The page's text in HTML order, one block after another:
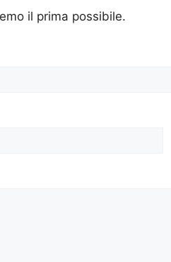
il prima possibile.